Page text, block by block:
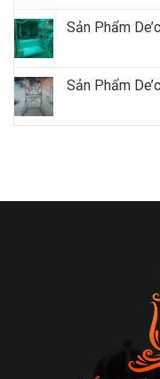
Sản Phẩm
Sản Phẩm